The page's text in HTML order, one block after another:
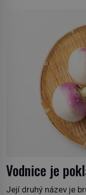
adrese 18 Rue
roce 1869. […]
Vodnice je
Její druhý název je